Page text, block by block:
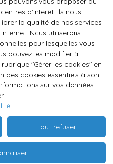
d'intérêt. Ils nous
la qualité de nos services
Nous utiliserons
pour lesquelles vous
pouvez les modifier à
″Gérer les cookies″ en
des cookies essentiels à son
sur vos données
.
Tout refuser